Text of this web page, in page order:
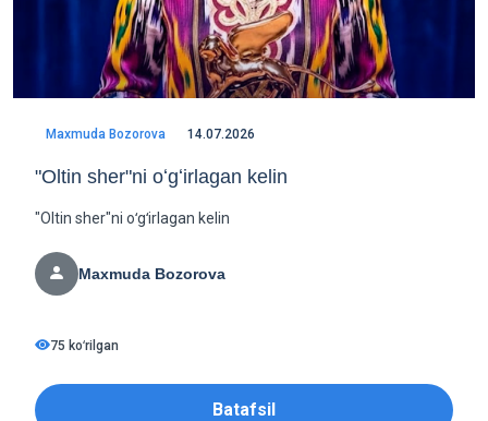
Maxmuda Bozorova 14.07.2026
"Oltin sher"ni oʻgʻirlagan kelin
"Oltin sher"ni oʻgʻirlagan kelin
Maxmuda Bozorova
75 koʻrilgan
Batafsil